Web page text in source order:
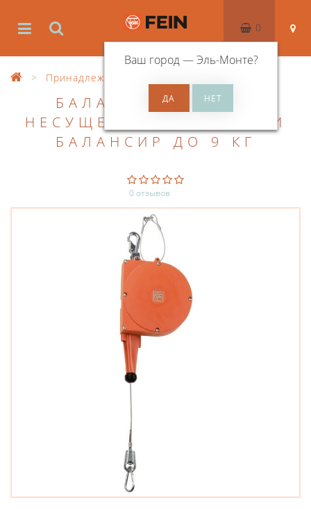
Ваш город —Эль-Монте?
0
Принадлежности
БАЛАНСИР ДО 9 КГ
НЕСУЩЕЙ СПОСОБНОСТИ
БАЛАНСИР ДО 9 КГ
0 отзывов